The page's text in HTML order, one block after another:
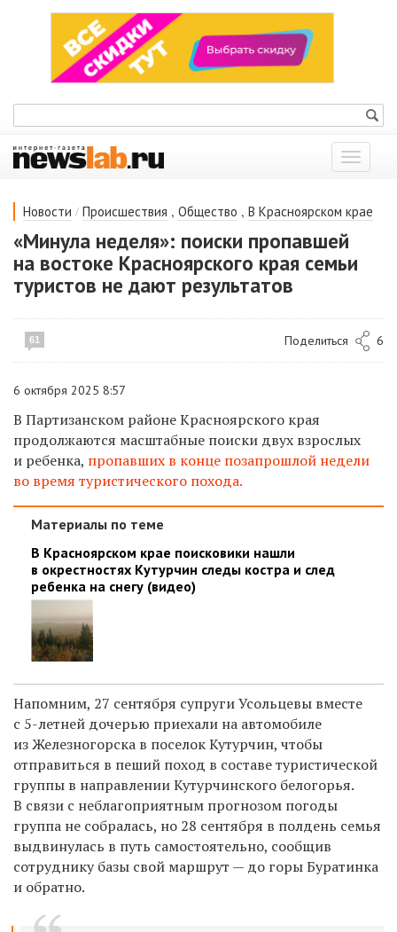
Показать
меню
Новости / Происшествия , Общество , В Красноярском крае
«Минула неделя»: поиски пропавшей
на востоке Красноярского края семьи
туристов не дают результатов
61 Поделиться 6
6 октября 2025 8:57
В Партизанском районе Красноярского края
продолжаются масштабные поиски двух взрослых
и ребенка, пропавших в конце позапрошлой недели
во время туристического похода.
Материалы по теме
В Красноярском крае поисковики нашли
в окрестностях Кутурчин следы костра и след
ребенка на снегу (видео)
Напомним, 27 сентября супруги Усольцевы вместе
с 5-летней дочерью приехали на автомобиле
из Железногорска в поселок Кутурчин, чтобы
отправиться в пеший поход в составе туристической
группы в направлении Кутурчинского белогорья.
В связи с неблагоприятным прогнозом погоды
группа не собралась, но 28 сентября в полдень семья
выдвинулась в путь самостоятельно, сообщив
сотруднику базы свой маршрут — до горы Буратинка
и обратно.